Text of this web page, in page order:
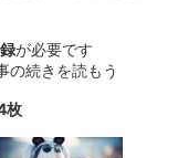
が必要です
の続きを読もう
枚